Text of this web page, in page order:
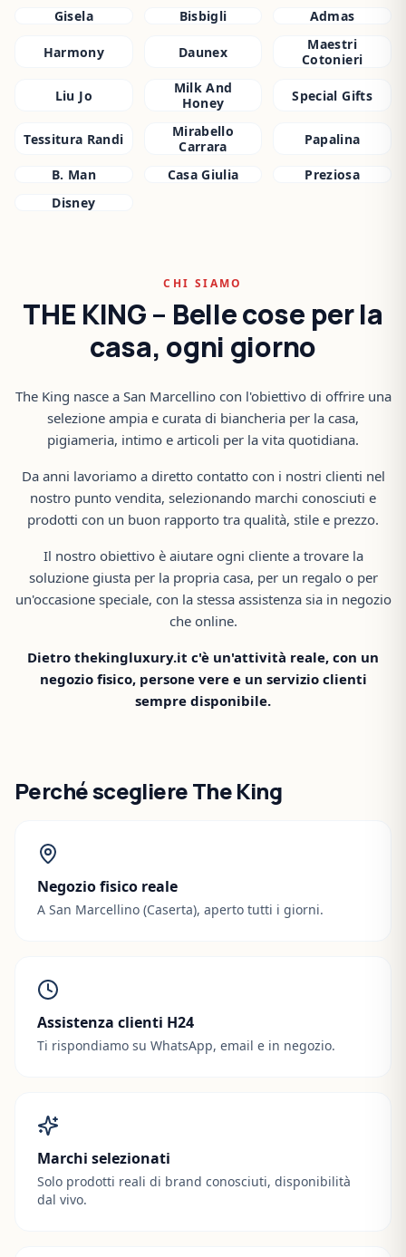
Gisela Bisbigli Admas
Harmony Daunex
Maestri
Cotonieri
Liu Jo
Milk And
Honey
Special Gifts
Tessitura Randi
Mirabello
Carrara
Papalina
B. Man Casa Giulia
Preziosa
Disney
CHI SIAMO
THE KING – Belle cose per la
casa, ogni giorno
The King nasce a San Marcellino con l'obiettivo di offrire una
selezione ampia e curata di biancheria per la casa,
pigiameria, intimo e articoli per la vita quotidiana.
Da anni lavoriamo a diretto contatto con i nostri clienti nel
nostro punto vendita, selezionando marchi conosciuti e
prodotti con un buon rapporto tra qualità, stile e prezzo.
Il nostro obiettivo è aiutare ogni cliente a trovare la
soluzione giusta per la propria casa, per un regalo o per
un'occasione speciale, con la stessa assistenza sia in negozio
che online.
Dietro thekingluxury.it c'è un'attività reale, con un
negozio fisico, persone vere e un servizio clienti
sempre disponibile.
Perché scegliere The King
Negozio fisico reale
A San Marcellino (Caserta), aperto tutti i giorni.
Assistenza clienti H24
Ti rispondiamo su WhatsApp, email e in negozio.
Marchi selezionati
Solo prodotti reali di brand conosciuti, disponibilità
dal vivo.